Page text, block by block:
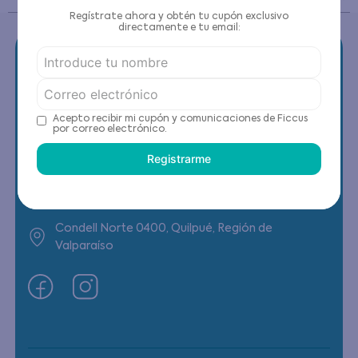
Contáctanos
(22) 6178818 - Compras Internet
Condell Norte 0400, Quilpué, Región de
Valparaíso
Regístrate ahora y obtén tu cupón exclusivo
directamente e tu email:
Acepto recibir mi cupón y comunicaciones de Ficcus
por correo electrónico.
Registrarme